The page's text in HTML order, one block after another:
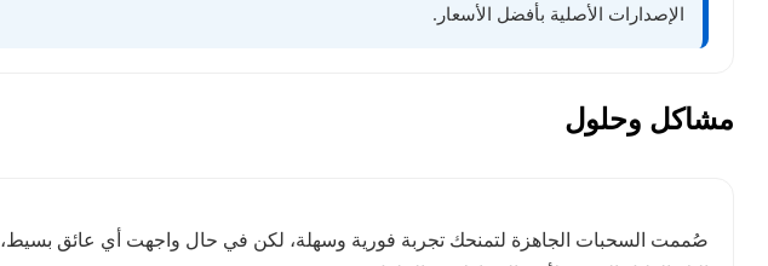
الإصدارات الأصلية بأفضل الأسعار.
مشاكل وحلول
صُممت السحبات الجاهزة لتمنحك تجربة فورية وسهلة، لكن في حال واجهت أي عائق بسيط،